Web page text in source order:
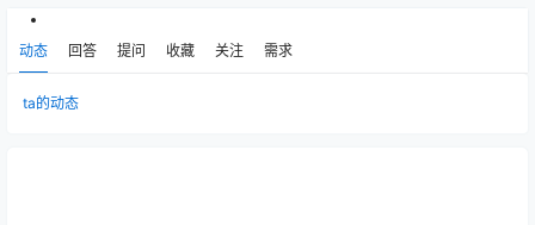
动态 回答 提问 收藏 关注 需求
ta的动态